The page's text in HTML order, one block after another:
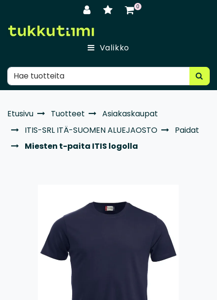
0
Valikko
Etusivu Tuotteet
Asiakaskaupat
ITIS-SRL ITÄ-SUOMEN ALUEJAOSTO
Paidat
Miesten t-paita ITIS logolla